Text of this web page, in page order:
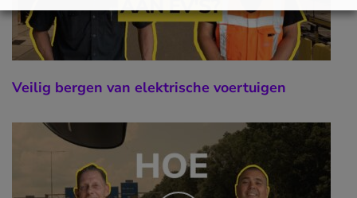
Veilig bergen van elektrische voertuigen